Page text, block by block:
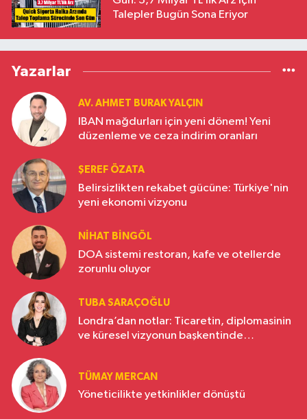
Talepler Bugün Sona Eriyor
Yazarlar
AV. AHMET BURAK YALÇIN
IBAN mağdurları için yeni dönem! Yeni
düzenleme ve ceza indirim oranları
ŞEREF ÖZATA
Belirsizlikten rekabet gücüne: Türkiye'nin
yeni ekonomi vizyonu
NIHAT BINGÖL
DOA sistemi restoran, kafe ve otellerde
zorunlu oluyor
TUBA SARAÇOĞLU
Londra’dan notlar: Ticaretin, diplomasinin
ve küresel vizyonun başkentinde
TÜMAY MERCAN
Yöneticilikte yetkinlikler dönüştü